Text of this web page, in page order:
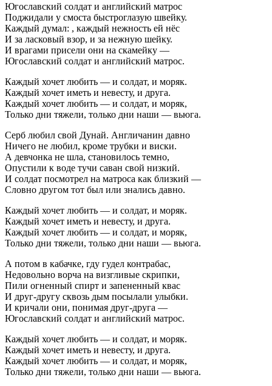
Югославский солдат и английский матрос
Поджидали у смоста быстроглазую швейку.
Каждый думал: , каждый нежность ей нёс
И за ласковый взор, и за нежную шейку.
И врагами присели они на скамейку —
Югославский солдат и английский матрос.
Каждый хочет любить — и солдат, и моряк.
Каждый хочет иметь и невесту, и друга.
Каждый хочет любить — и солдат, и моряк,
Только дни тяжели, только дни наши — вьюга.
Серб любил свой Дунай. Англичанин давно
Ничего не любил, кроме трубки и виски.
А девчонка не шла, становилось темно,
Опустили к воде тучи саван свой низкий.
И солдат посмотрел на матроса как близкий —
Словно другом тот был или знались давно.
Каждый хочет любить — и солдат, и моряк.
Каждый хочет иметь и невесту, и друга.
Каждый хочет любить — и солдат, и моряк,
Только дни тяжели, только дни наши — вьюга.
А потом в кабачке, гду гудел контрабас,
Недовольно ворча на визгливые скрипки,
Пили огненный спирт и запененный квас
И друг-другу сквозь дым посылали улыбки.
И кричали они, понимая друг-друга —
Югославский солдат и английский матрос.
Каждый хочет любить — и солдат, и моряк.
Каждый хочет иметь и невесту, и друга.
Каждый хочет любить — и солдат, и моряк,
Только дни тяжели, только дни наши — вьюга.